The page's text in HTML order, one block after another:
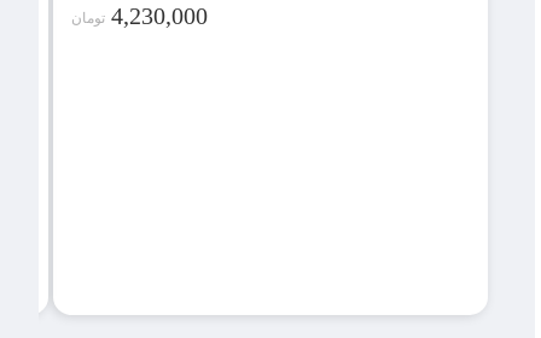
4,230,000 تومان